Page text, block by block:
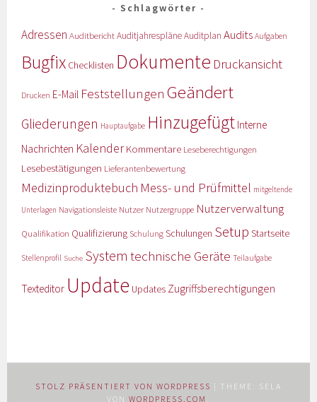
Schlagwörter
Adressen AuditberichtAuditjahrespläneAuditplan Audits Aufgaben
Bugfix Checklisten Dokumente Druckansicht
Drucken E-Mail Feststellungen Geändert
Gliederungen Hauptaufgabe Hinzugefügt Interne
Nachrichten KalenderKommentare Leseberechtigungen
Lesebestätigungen Lieferantenbewertung
Medizinproduktebuch Mess- und Prüfmittel mitgeltende
Unterlagen Navigationsleiste Nutzer Nutzergruppe Nutzerverwaltung
Qualifikation Qualifizierung Schulung Schulungen Setup Startseite
Stellenprofil Suche System technische Geräte Teilaufgabe
Texteditor Update Updates Zugriffsberechtigungen
STOLZ PRÄSENTIERT VON WORDPRESS | THEME: SELA
VON WORDPRESS.COM